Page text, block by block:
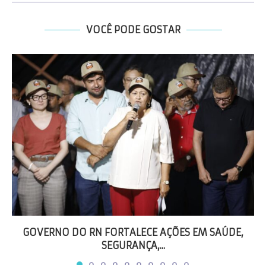
VOCÊ PODE GOSTAR
GOVERNO DO RN FORTALECE AÇÕES EM SAÚDE,
SEGURANÇA,...